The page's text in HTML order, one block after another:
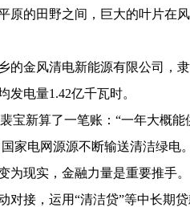
原的田野之间，巨大的叶片在
金风清电新能源有限公司，
发电量1.42亿千瓦时。
新算了一笔账：“一年大概能
家电网源源不断输送清洁绿电
现实，金融力量是重要推手
对接，运用“清洁贷”等中长期